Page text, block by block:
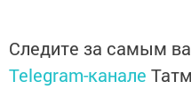
Следите за самым
Telegram-канале